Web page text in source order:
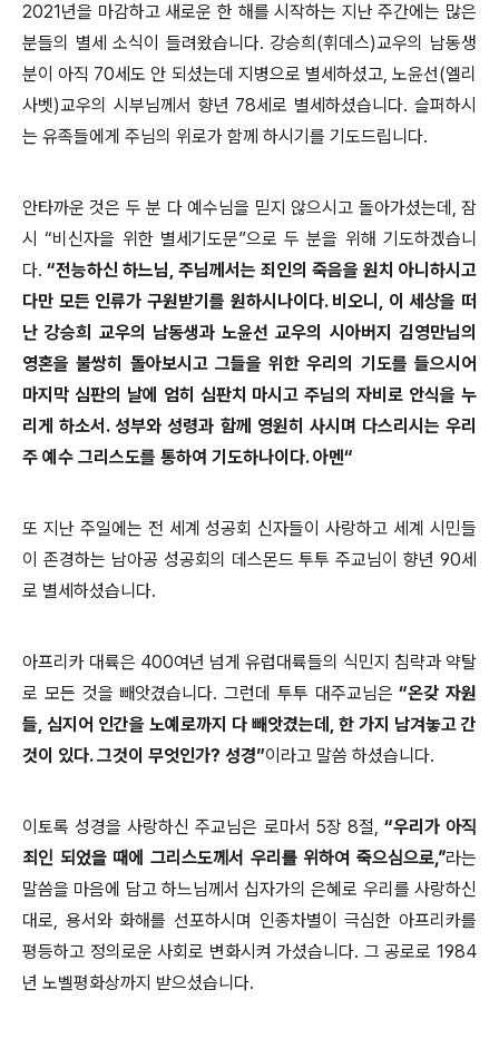
2021년을 마감하고 새로운 한 해를 시작하는 지난 주간에는 많은
분들의 별세 소식이 들려왔습니다. 강승희(휘데스)교우의 남동생
분이 아직 70세도 안 되셨는데 지병으로 별세하셨고, 노윤선(엘리
사벳)교우의 시부님께서 향년 78세로 별세하셨습니다. 슬퍼하시
는 유족들에게 주님의 위로가 함께 하시기를 기도드립니다.
안타까운 것은 두 분 다 예수님을 믿지 않으시고 돌아가셨는데, 잠
시 “비신자을 위한 별세기도문”으로 두 분을 위해 기도하겠습니
다. “전능하신 하느님, 주님께서는 죄인의 죽음을 원치 아니하시고
다만 모든 인류가 구원받기를 원하시나이다. 비오니, 이 세상을 떠
난 강승희 교우의 남동생과 노윤선 교우의 시아버지 김영만님의
영혼을 불쌍히 돌아보시고 그들을 위한 우리의 기도를 들으시어
마지막 심판의 날에 엄히 심판치 마시고 주님의 자비로 안식을 누
리게 하소서. 성부와 성령과 함께 영원히 사시며 다스리시는 우리
주 예수 그리스도를 통하여 기도하나이다. 아멘“
또 지난 주일에는 전 세계 성공회 신자들이 사랑하고 세계 시민들
이 존경하는 남아공 성공회의 데스몬드 투투 주교님이 향년 90세
로 별세하셨습니다.
아프리카 대륙은 400여년 넘게 유럽대륙들의 식민지 침략과 약탈
로 모든 것을 빼앗겼습니다. 그런데 투투 대주교님은“온갖 자원
들, 심지어 인간을 노예로까지 다 빼앗겼는데, 한 가지 남겨놓고 간
것이 있다. 그것이 무엇인가? 성경”이라고 말씀 하셨습니다.
이토록 성경을 사랑하신 주교님은 로마서 5장 8절, “우리 가 아직
죄인 되었을 때에 그리스도께서 우리를 위하여 죽으심으로,”라는
말씀을 마음에 담고 하느님께서 십자가의 은혜로 우리를 사랑하신
대로, 용서와 화해를 선포하시며 인종차별이 극심한 아프리카를
평등하고 정의로운 사회로 변화시켜 가셨습니다. 그 공로로 1984
년 노벨평화상까지 받으셨습니다.